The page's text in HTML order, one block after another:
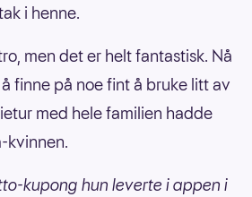
i henne.
men det er helt fantastisk. Nå
finne på noe fint å bruke litt av
med hele familien hadde
kvinnen.
kupong hun leverte i appen i